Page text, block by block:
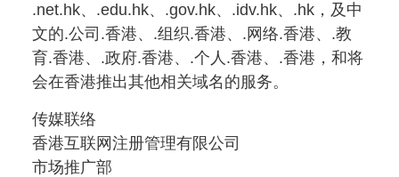
.net.hk、.edu.hk、.gov.hk、.idv.hk、.hk，及中
文的.公司.香港、.组织.香港、.网络.香港、.教
育.香港、.政府.香港、.个人.香港、.香港，和将
会在香港推出其他相关域名的服务。
传媒联络
香港互联网注册管理有限公司
市场推广部